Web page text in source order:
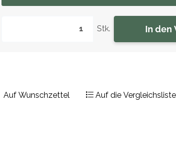
Stk. In den
Auf Wunschzettel Auf die Vergleichsliste